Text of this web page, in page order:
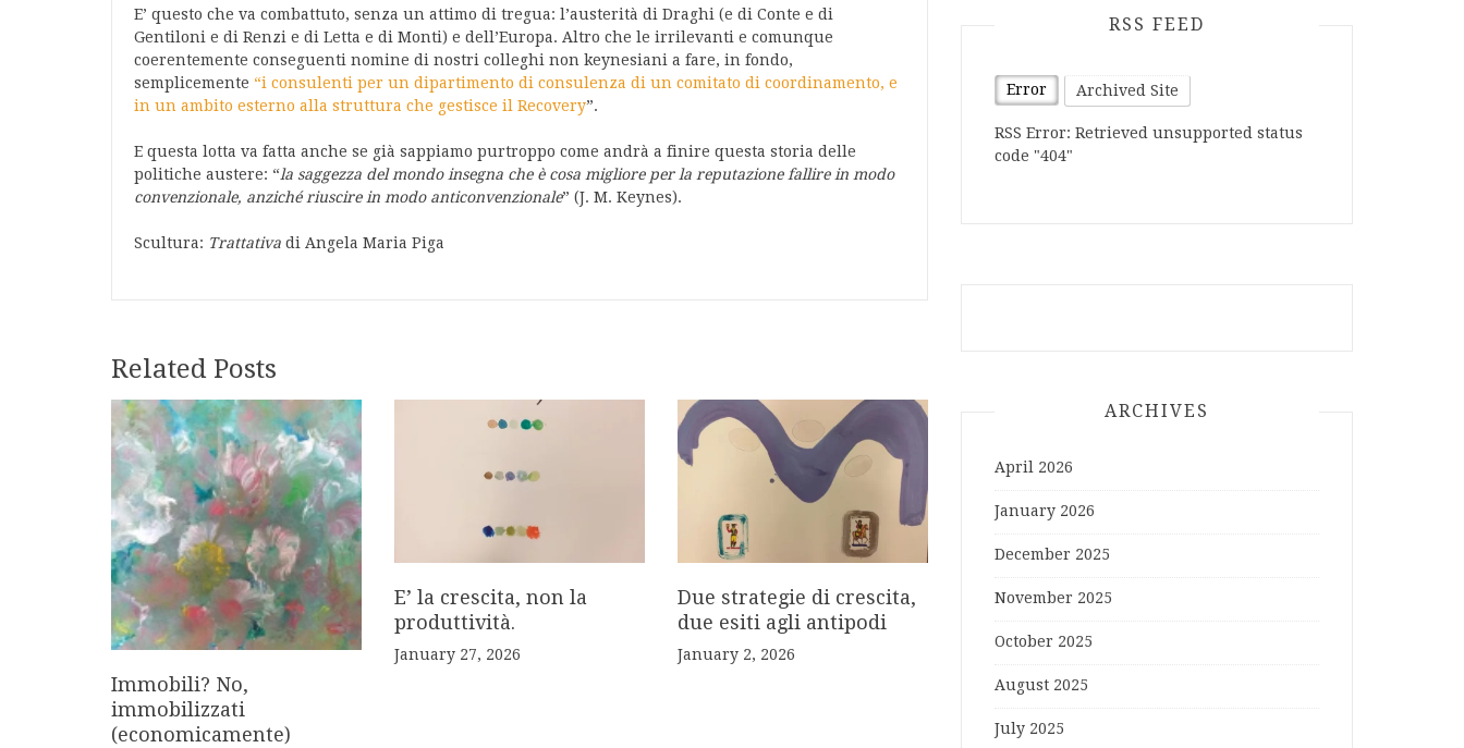
E’ questo che va combattuto, senza un attimo di tregua: l’austerità di Draghi (e di Conte e di
Gentiloni e di Renzi e di Letta e di Monti) e dell’Europa. Altro che le irrilevanti e comunque
coerentemente conseguenti nomine di nostri colleghi non keynesiani a fare, in fondo,
semplicemente “i consulenti per un dipartimento di consulenza di un comitato di coordinamento, e
in un ambito esterno alla struttura che gestisce il Recovery”.
E questa lotta va fatta anche se già sappiamo purtroppo come andrà a finire questa storia delle
politiche austere: “la saggezza del mondo insegna che è cosa migliore per la reputazione fallire in modo
convenzionale, anziché riuscire in modo anticonvenzionale” (J. M. Keynes).
Scultura: Trattativa di Angela Maria Piga
Related Posts
Immobili? No,
immobilizzati
(economicamente)
E’ la crescita, non la
produttività.
January 27, 2026
Due strategie di crescita,
due esiti agli antipodi
January 2, 2026
RSS FEED
Error Archived Site
RSS Error: Retrieved unsupported status
code "404"
ARCHIVES
April 2026
January 2026
December 2025
November 2025
October 2025
August 2025
July 2025